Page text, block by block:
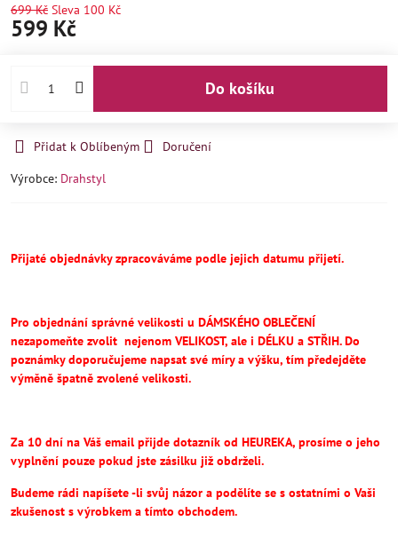
699 Kč Sleva 100 Kč
599 Kč
Do košíku
Přidat k Oblíbeným
Doručení
Výrobce: Drahstyl
Přijaté objednávky zpracováváme podle jejich datumu přijetí.
Pro objednání správné velikosti u DÁMSKÉHO OBLEČENÍ
nezapomeňte zvolit nejenom VELIKOST, ale i DÉLKU a STŘIH.Do
poznámky doporučujeme napsat své míry a výšku, tím předejděte
výměně špatně zvolené velikosti.
Za 10 dní na Váš email přijde dotazník od HEUREKA, prosíme o jeho
vyplnění pouze pokud jste zásilku již obdrželi.
Budeme rádi napíšete -li svůj názor a podělíte se s ostatními o Vaši
zkušenost s výrobkem a tímto obchodem.